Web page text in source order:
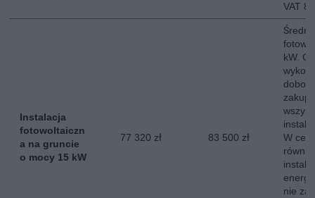
VAT
Instalacja
fotowoltaiczn
a na gruncie
o mocy 15 kW
77 320 zł 83 500 zł
Średni
kW.
W
nie